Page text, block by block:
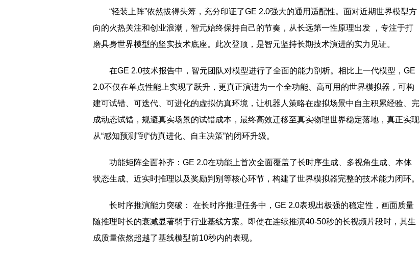
“轻装上阵”依然拔得头筹，充分印证了GE 2.0强大的通用适配性。面对近期世界模型方
向的火热关注和创业浪潮，智元始终保持自己的节奏，从长远第一性原理出发 ，专注于打
磨具身世界模型的坚实技术底座。此次登顶，是智元坚持长期技术演进的实力见证。
在GE 2.0技术报告中，智元团队对模型进行了全面的能力剖析。相比上一代模型，GE
2.0不仅在单点性能上实现了跃升，更真正演进为一个全功能、高可用的世界模拟器，可构
建可试错、可迭代、可进化的虚拟仿真环境，让机器人策略在虚拟场景中自主积累经验、完
成动态试错，规避真实场景的试错成本，最终高效迁移至真实物理世界稳定落地，真正实现
从“感知预测”到“仿真进化、自主决策”的闭环升级。
功能矩阵全面补齐：GE 2.0在功能上首次全面覆盖了长时序生成、多视角生成、本体
状态生成、近实时推理以及奖励判别等核心环节，构建了世界模拟器完整的技术能力闭环。
长时序推演能力突破： 在长时序推理任务中，GE 2.0表现出极强的稳定性，画面质量
随推理时长的衰减显著弱于行业基线方案。即使在连续推演40-50秒的长视频片段时，其生
成质量依然超越了基线模型前10秒内的表现。